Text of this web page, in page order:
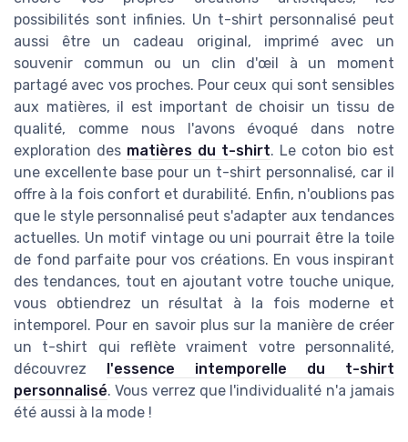
possibilités sont infinies. Un t-shirt personnalisé peut
aussi être un cadeau original, imprimé avec un
souvenir commun ou un clin d'œil à un moment
partagé avec vos proches. Pour ceux qui sont sensibles
aux matières, il est important de choisir un tissu de
qualité, comme nous l'avons évoqué dans notre
exploration des matières du t-shirt. Le coton bio est
une excellente base pour un t-shirt personnalisé, car il
offre à la fois confort et durabilité. Enfin, n'oublions pas
que le style personnalisé peut s'adapter aux tendances
actuelles. Un motif vintage ou uni pourrait être la toile
de fond parfaite pour vos créations. En vous inspirant
des tendances, tout en ajoutant votre touche unique,
vous obtiendrez un résultat à la fois moderne et
intemporel. Pour en savoir plus sur la manière de créer
un t-shirt qui reflète vraiment votre personnalité,
découvrez l'essence intemporelle du t-shirt
personnalisé. Vous verrez que l'individualité n'a jamais
été aussi à la mode !